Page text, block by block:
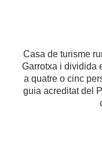
Casa de turisme
Garrotxa i dividida
a quatre o cinc
guia acreditat del